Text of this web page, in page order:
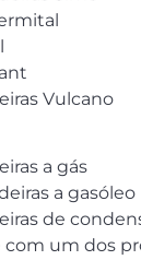
Vulcano
a gás
a gasóleo
de
um dos